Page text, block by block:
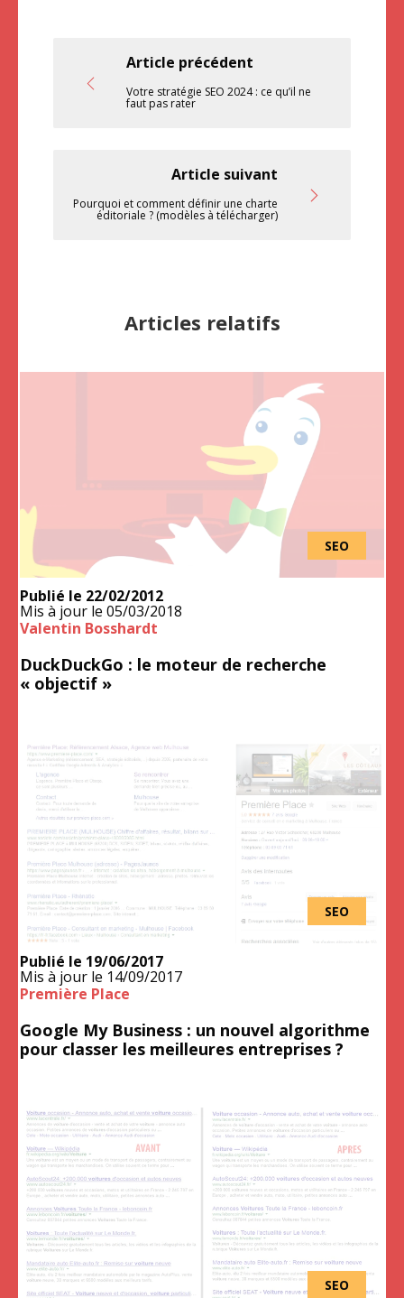
Article précédent
Votre stratégie SEO 2024 : ce qu’il ne
faut pas rater
Article suivant
Pourquoi et comment définir une charte
éditoriale ? (modèles à télécharger)
Articles relatifs
SEO
Publié le 22/02/2012
Mis à jour le 05/03/2018
Valentin Bosshardt
DuckDuckGo : le moteur de recherche
« objectif »
SEO
Publié le 19/06/2017
Mis à jour le 14/09/2017
Première Place
Google My Business : un nouvel algorithme
pour classer les meilleures entreprises ?
SEO